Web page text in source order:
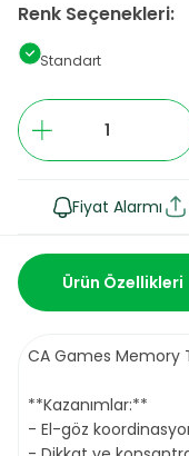
Renk Seçenekleri:
Standart
Fiyat Alarmı
Ürün Özellikleri
CA Games Memory
**Kazanımlar:**
- El-göz